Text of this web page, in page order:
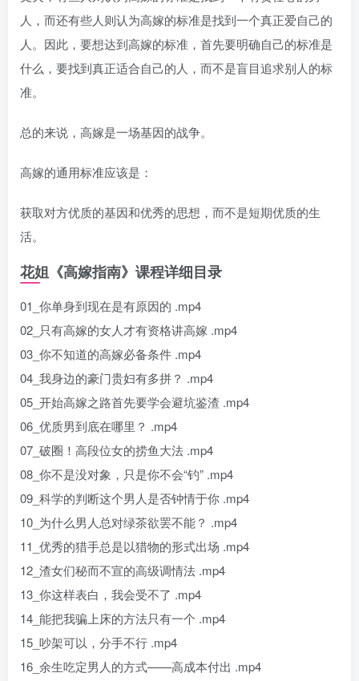
人，而还有些人则认为高嫁的标准是找到一个真正爱自己的
人。因此，要想达到高嫁的标准，首先要明确自己的标准是
什么，要找到真正适合自己的人，而不是盲目追求别人的标
准。
总的来说，高嫁是一场基因的战争。
高嫁的通用标准应该是：
获取对方优质的基因和优秀的思想，而不是短期优质的生
活。
花姐《高嫁指南》课程详细目录
01_你单身到现在是有原因的 .mp4
02_只有高嫁的女人才有资格讲高嫁 .mp4
03_你不知道的高嫁必备条件 .mp4
04_我身边的豪门贵妇有多拼？ .mp4
05_开始高嫁之路首先要学会避坑鉴渣 .mp4
06_优质男到底在哪里？ .mp4
07_破圈！高段位女的捞鱼大法 .mp4
08_你不是没对象，只是你不会“钓” .mp4
09_科学的判断这个男人是否钟情于你 .mp4
10_为什么男人总对绿茶欲罢不能？ .mp4
11_优秀的猎手总是以猎物的形式出场 .mp4
12_渣女们秘而不宣的高级调情法 .mp4
13_你这样表白，我会受不了 .mp4
14_能把我骗上床的方法只有一个 .mp4
15_吵架可以，分手不行 .mp4
16_余生吃定男人的方式——高成本付出 .mp4